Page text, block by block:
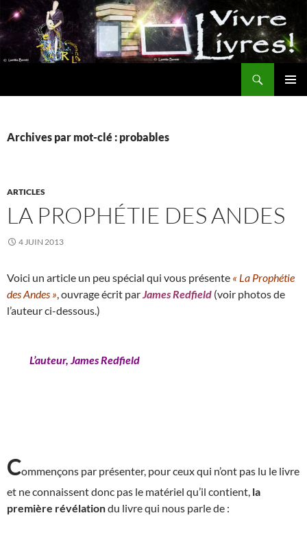
Aller
au
contenu
Archives par mot-clé : probables
ARTICLES
LA PROPHÉTIE DES ANDES
4 JUIN 2013
Voici un article un peu spécial qui vous présente « La Prophétie
des Andes » , ouvrage écrit par James Redfield (voir photos de
l’auteur ci-dessous.)
L’auteur, James Redfield
Commençons par présenter, pour ceux qui n’ont pas lu le livre
et ne connaissent donc pas le matériel qu’il contient, la
première révélationdu livre qui nous parle de :